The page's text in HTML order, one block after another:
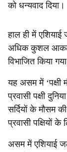
को धन्यवाद दिया।
हाल ही में एशियाई
अधिक कुशल
विभाजित किया
यह असम में ‘पक्षी
प्रवासी पक्षी
सर्दियों के मौसम
प्रवासी पक्षियों
असम में एशियाई